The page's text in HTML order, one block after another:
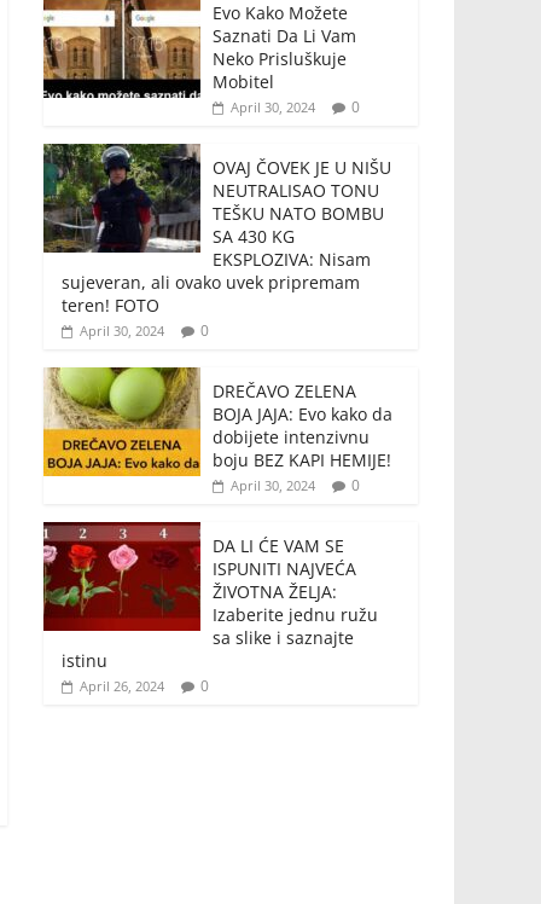
Evo Kako Možete
Saznati Da Li Vam
Neko Prisluškuje
Mobitel
April 30, 2024 0
OVAJ ČOVEK JE U NIŠU
NEUTRALISAO TONU
TEŠKU NATO BOMBU
SA 430 KG
EKSPLOZIVA: Nisam
sujeveran, ali ovako uvek pripremam
teren! FOTO
April 30, 2024 0
DREČAVO ZELENA
BOJA JAJA: Evo kako da
dobijete intenzivnu
boju BEZ KAPI HEMIJE!
April 30, 2024 0
DA LI ĆE VAM SE
ISPUNITI NAJVEĆA
ŽIVOTNA ŽELJA:
Izaberite jednu ružu
sa slike i saznajte
istinu
April 26, 2024 0